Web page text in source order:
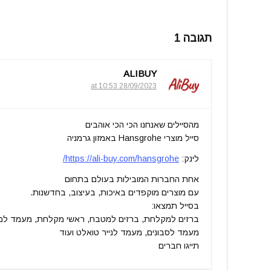
תגובה 1
ALIBUY
28/09/2023 at 10:53
מהסיילים שאנחנו הכי הכי אוהבים
סייל מוצרי Hansgrohe באמזון גרמניה
לינק: https://ali-buy.com/hansgrohe/
אחת החברות המובילות בעולם בתחום
עם מוצרים מוקפדים באיכות, בעיצוב, בחדשנות.
בסייל תמצאו:
ברזים למקלחת, ברזים למטבח, ראשי מקלחת, מעמד
מעמד לסבונים, מעמד לנייר טואלט ועוד
תייגו חברים